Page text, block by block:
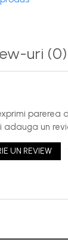
uri (0)
parerea
adauga un
UN REVIEW